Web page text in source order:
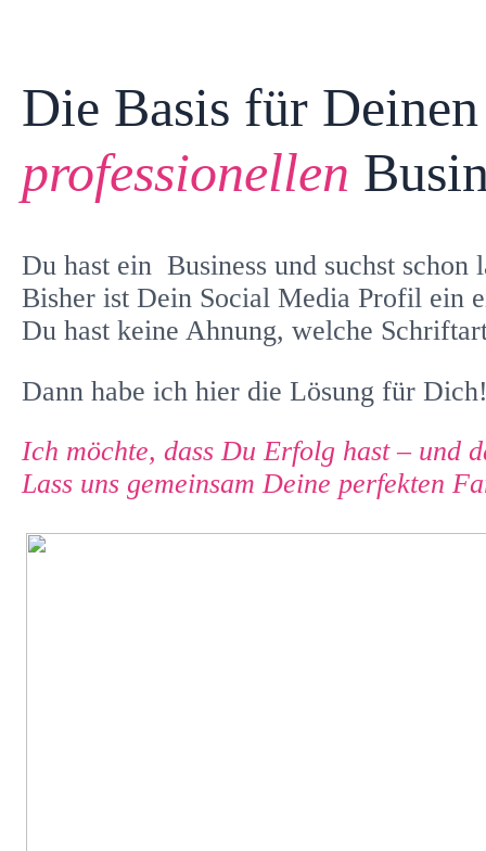
Die Basis für Deinen
professionellen
Du hast ein Business und suchst
Bisher ist Dein Social Media Profil ein
Du hast keine Ahnung, welche
Dann habe ich hier die Lösung für
Ich möchte, dass Du Erfolg hast – und
Lass uns gemeinsam Deine perfekten